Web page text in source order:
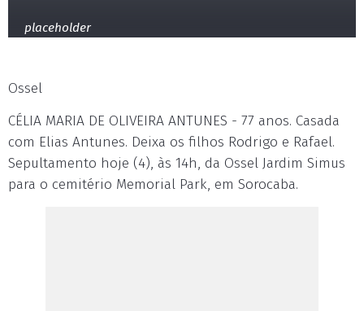
placeholder
Ossel
CÉLIA MARIA DE OLIVEIRA ANTUNES - 77 anos. Casada
com Elias Antunes. Deixa os filhos Rodrigo e Rafael.
Sepultamento hoje (4), às 14h, da Ossel Jardim Simus
para o cemitério Memorial Park, em Sorocaba.